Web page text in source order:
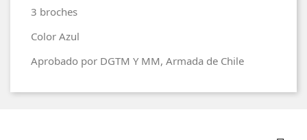
3 broches
Color Azul
Aprobado por DGTM Y MM, Armada de Chile